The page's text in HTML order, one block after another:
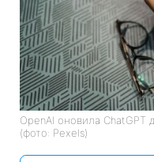
OpenAI оновила ChatGPT
(фото: Pexels)